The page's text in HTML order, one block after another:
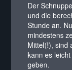
Der
und die
Stunde an.
mindestens
Mittel(!), sind
kann es
geben.